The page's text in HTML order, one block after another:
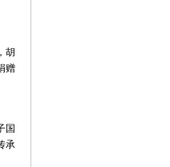
胡
赠
国
承